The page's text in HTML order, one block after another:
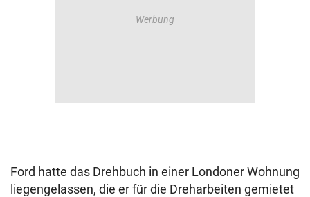
Ford hatte das Drehbuch in einer Londoner Wohnung
liegengelassen, die er für die Dreharbeiten gemietet